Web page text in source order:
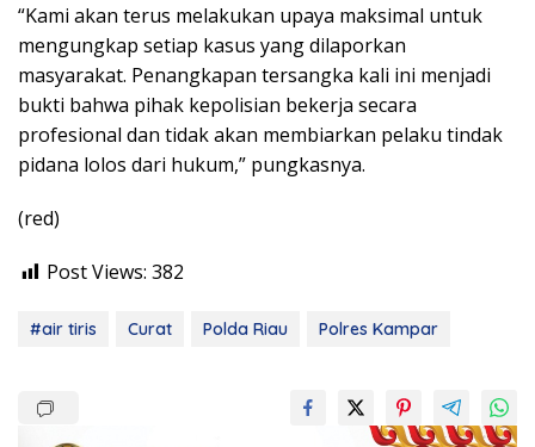
“Kami akan terus melakukan upaya maksimal untuk
mengungkap setiap kasus yang dilaporkan
masyarakat. Penangkapan tersangka kali ini menjadi
bukti bahwa pihak kepolisian bekerja secara
profesional dan tidak akan membiarkan pelaku tindak
pidana lolos dari hukum,” pungkasnya.
(red)
Post Views: 382
#air tiris Curat Polda Riau Polres Kampar